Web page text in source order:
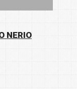
NERIO